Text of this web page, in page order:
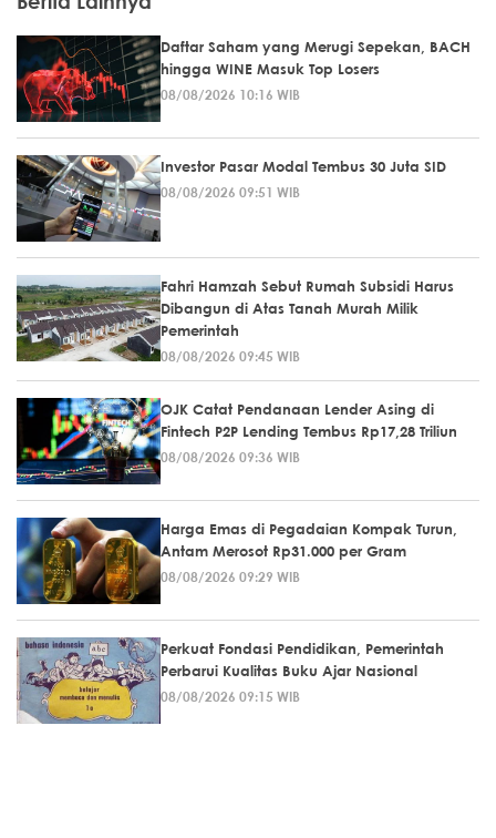
Daftar Saham yang Merugi Sepekan, BACH
hingga WINE Masuk Top Losers
08/08/2026 10:16 WIB
Investor Pasar Modal Tembus 30 Juta SID
08/08/2026 09:51 WIB
Fahri Hamzah Sebut Rumah Subsidi Harus
Dibangun di Atas Tanah Murah Milik
Pemerintah
08/08/2026 09:45 WIB
OJK Catat Pendanaan Lender Asing di
Fintech P2P Lending Tembus Rp17,28 Triliun
08/08/2026 09:36 WIB
Harga Emas di Pegadaian Kompak Turun,
Antam Merosot Rp31.000 per Gram
08/08/2026 09:29 WIB
Perkuat Fondasi Pendidikan, Pemerintah
Perbarui Kualitas Buku Ajar Nasional
08/08/2026 09:15 WIB